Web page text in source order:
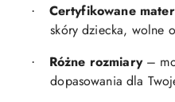
· Certyfikowane
skóry dziecka, wolne
· Różne rozmiary–
dopasowania dla